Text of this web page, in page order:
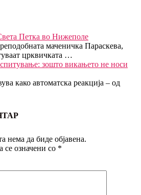
Петка во Нижеполе
маченичка Параскева,
црквичката …
зошто викањето не носи
како автоматска реакција – од
нема да биде објавена.
означени со *